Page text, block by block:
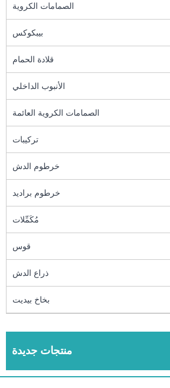
الصمامات الكروية
بيبكوكس
قلادة الحمام
الأنبوب الداخلي
الصمامات الكروية العائمة
تركيبات
خرطوم الدش
خرطوم براديد
مُكَمِّلات
قوس
ذراع الدش
بخاخ بيديت
منتجات جديدة